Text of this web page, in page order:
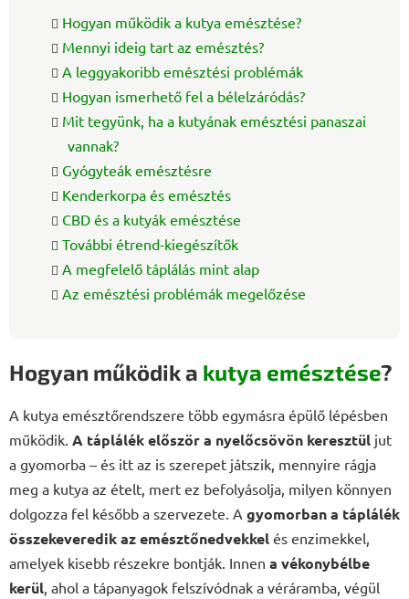
Hogyan működik a kutya emésztése?
Mennyi ideig tart az emésztés?
A leggyakoribb emésztési problémák
Hogyan ismerhető fel a bélelzáródás?
Mit tegyünk, ha a kutyának emésztési panaszai
vannak?
Gyógyteák emésztésre
Kenderkorpa és emésztés
CBD és a kutyák emésztése
További étrend-kiegészítők
A megfelelő táplálás mint alap
Az emésztési problémák megelőzése
Hogyan működik a kutya emésztése?
A kutya emésztőrendszere több egymásra épülő lépésben
működik. A táplálékelőször a nyelőcsövön keresztül jut
a gyomorba – és itt az is szerepet játszik, mennyire rágja
meg a kutya az ételt, mert ez befolyásolja, milyen könnyen
dolgozza fel később a szervezete. A gyomorban a táplálék
összekeveredik az emésztőnedvekkel és enzimekkel,
amelyek kisebb részekre bontják. Innen a vékonybélbe
kerül, ahol a tápanyagok felszívódnak a véráramba, végül